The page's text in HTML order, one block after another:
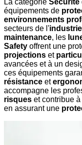
équipements de
environnements
secteurs de l'industrie
maintenance, les
Safety offrent une
projections et
avancées et à un
ces équipements
résistance et
accompagne les
risques et contribue
en assurant une